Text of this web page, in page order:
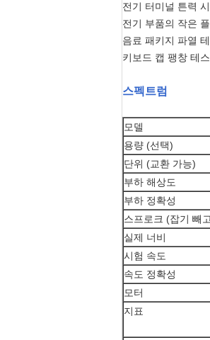
전기 터미널 튼력
전기 부품의 작은
음료 패키지 파열
키보드 캡 팽창 테
스펙트럼
모델
용량 (선택)
단위 (교환 가능)
부하 해상도
부하 정확성
스프로크 (잡기 빼
실제 너비
시험 속도
속도 정확성
모터
지표